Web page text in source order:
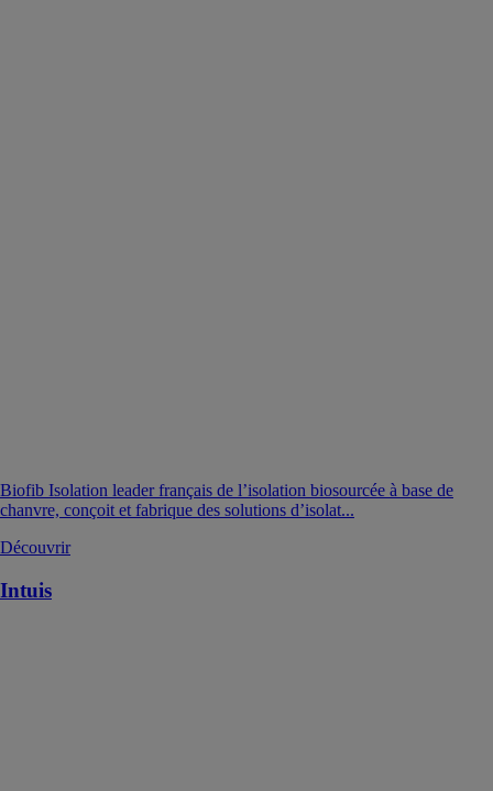
Biofib Isolation leader français de l’isolation biosourcée à base de
chanvre, conçoit et fabrique des solutions d’isolat...
Découvrir
Intuis